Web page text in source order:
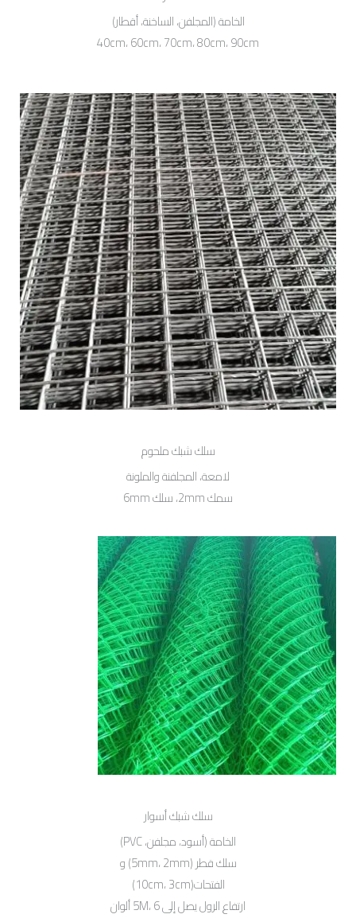
الخامة (المجلفن، الساخنة، أقطار)
40cm، 60cm، 70cm، 80cm، 90cm
سلك شبك ملحوم
لامعة، المجلفنة والملونة
سمك 2mm، سلك 6mm
سلك شبك أسوار
الخامة (أسود، مجلفن، PVC)
سلك قطر (5mm، 2mm) و
الفتحات(10cm، 3cm)
ارتفاع الرول يصل إلى 5M، 6 ألوان